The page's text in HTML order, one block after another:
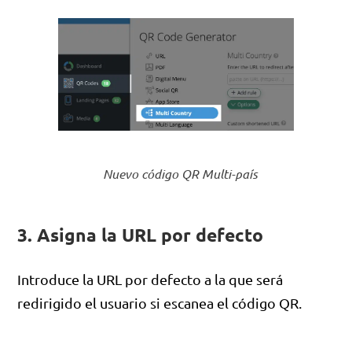
Nuevo código QR Multi-país
3. Asigna la URL por defecto
Introduce la URL por defecto a la que será
redirigido el usuario si escanea el código QR.